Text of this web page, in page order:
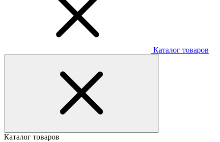
Каталог товаров
Каталог товаров